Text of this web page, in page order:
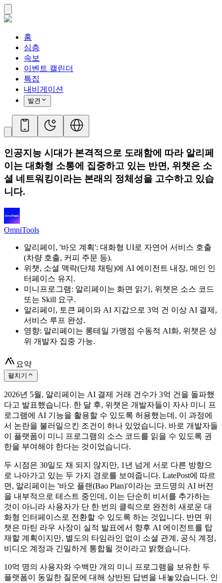
홈
심층
속보
이벤트 캘린더
특집
내비게이션
발견
인공지능 시대가 본격적으로 도래함에 따라 알리페
이는 대화형 소통에 집중하고 있는 반면, 위챗은 소
셜 네트워킹이라는 본래의 정체성을 고수하고 있습
니다.
OmniTools
알리페이, '바오 계획': 대화형 UI로 자연어 서비스 호출
(차량 호출, 커피 주문 등).
위챗, 소셜 맥락(단체 채팅)에 AI 에이전트 내장, 메인 인
터페이스 유지.
미니프로그램: 알리페이는 화면 읽기, 위챗은 소스 코드
또는 Skill 요구.
알리페이, 토큰 페이와 AI 지갑으로 3억 건 이상 AI 결제,
서비스 루프 완성.
영향: 알리페이는 롱테일 가맹점 수동적 AI화, 위챗은 상
위 개발자 집중 가능.
요약
펼치기
2026년 5월, 알리페이는 AI 결제 거래 건수가 3억 건을 돌파했
다고 발표했습니다. 한 달 후, 위챗은 개발자들이 자사 미니 프
로그램에 AI 기능을 활용할 수 있도록 허용했는데, 이 과정에
서 논란을 불러일으킨 조건이 하나 있었습니다. 바로 개발자들
이 플랫폼이 미니 프로그램의 소스 코드를 읽을 수 있도록 권
한을 부여해야 한다는 것이었습니다.
두 시점은 30일도 채 되지 않지만, 1년 넘게 서로 다른 방향으
로 나아가고 있는 두 가지 경로를 보여줍니다. LatePost에 따르
면, 알리페이는 '바오 플랜(Bao Plan)'이라는 코드명의 AI 버전
을 내부적으로 테스트 중인데, 이는 단순히 비서를 추가하는
것이 아니라 사용자가 단 한 번의 클릭으로 완전히 새로운 대
화형 인터페이스로 전환할 수 있도록 하는 것입니다. 반면 위
챗은 마틴 라우 사장이 실적 발표에서 향후 AI 에이전트를 탑
재할 계획이지만, 별도의 타임라인 없이 소셜 관계, 공식 계정,
비디오 계정과 긴밀하게 통합될 것이라고 밝혔습니다.
10억 명의 사용자와 수백만 개의 미니 프로그램을 보유한 두
플랫폼이 동일한 질문에 대해 상반된 답변을 내놓았습니다. 인